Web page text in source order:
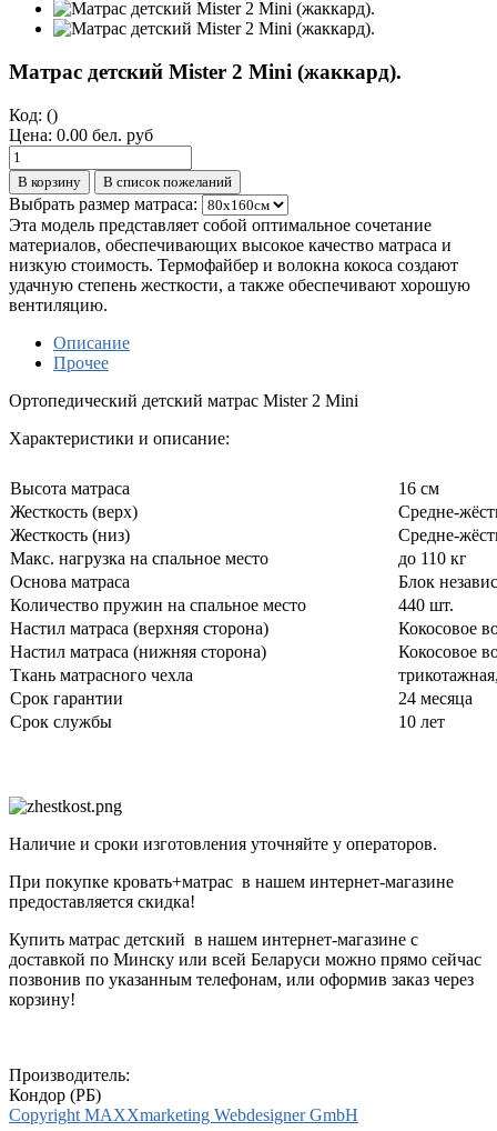
Матрас детский Mister 2 Mini (жаккард).
Код: ()
Цена: 0.00 бел. руб
В корзину В список пожеланий
Выбрать размер матраса:
Эта модель представляет собой оптимальное сочетание
материалов, обеспечивающих высокое качество матраса и
низкую стоимость. Термофайбер и волокна кокоса создают
удачную степень жесткости, а также обеспечивают хорошую
вентиляцию.
Описание
Прочее
Ортопедический детский матраc Mister 2 Mini
Характеристики и описание:
Высота матраса
16 см
Жесткость (верх)
Средне-
Жесткость (низ)
Средне-
Макс. нагрузка на спальное место
до 110 кг
Основа матраса
Блок
Количество пружин на спальное место
440 шт.
Настил матраса (верхняя сторона)
Кокосовое
Настил матраса (нижняя сторона)
Кокосовое
Ткань матрасного чехла
Срок гарантии
24 месяца
Срок службы
10 лет
Наличие и сроки изготовления уточняйте у операторов.
При покупке кровать+матрас в нашем интернет-магазине
предоставляется скидка!
Купить матрас детский в нашем интернет-магазине с
доставкой по Минску или всей Беларуси можно прямо сейчас
позвонив по указанным телефонам, или оформив заказ через
корзину!
Производитель:
Кондор (РБ)
Copyright MAXXmarketing Webdesigner GmbH